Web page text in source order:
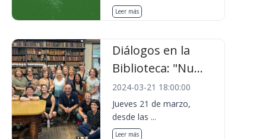
Leer más
Diálogos en la
Biblioteca: "Nu...
2024-03-21 18:00:00
Jueves 21 de marzo,
desde las ...
Leer más